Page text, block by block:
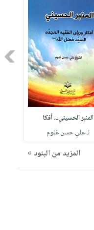
المنبر الحسيني... أفكا
لـ علي حسن غلوم
المزيد من البنود »